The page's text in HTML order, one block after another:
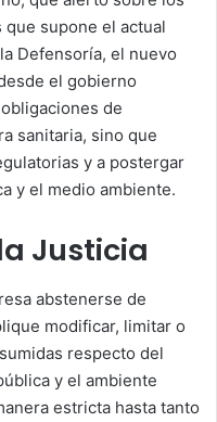
supone el actual
Defensoría, el nuevo
el gobierno
de
sanitaria, sino que
y a postergar
y el medio ambiente.
Justicia
abstenerse de
modificar, limitar o
respecto del
y el ambiente
estricta hasta tanto